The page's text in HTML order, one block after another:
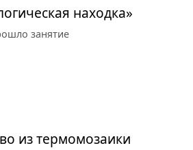
находка»
занятие
из термомозаики